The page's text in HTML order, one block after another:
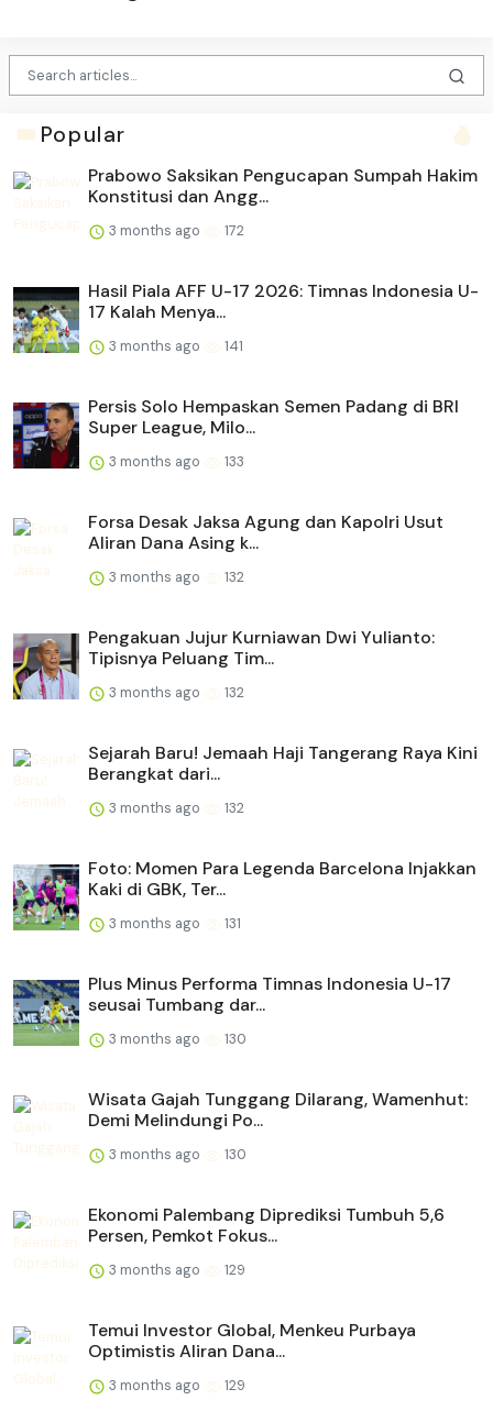
Popular
Prabowo Saksikan Pengucapan Sumpah Hakim
Konstitusi dan Angg...
3 months ago 172
Hasil Piala AFF U-17 2026: Timnas Indonesia U-
17 Kalah Menya...
3 months ago 141
Persis Solo Hempaskan Semen Padang di BRI
Super League, Milo...
3 months ago 133
Forsa Desak Jaksa Agung dan Kapolri Usut
Aliran Dana Asing k...
3 months ago 132
Pengakuan Jujur Kurniawan Dwi Yulianto:
Tipisnya Peluang Tim...
3 months ago 132
Sejarah Baru! Jemaah Haji Tangerang Raya Kini
Berangkat dari...
3 months ago 132
Foto: Momen Para Legenda Barcelona Injakkan
Kaki di GBK, Ter...
3 months ago 131
Plus Minus Performa Timnas Indonesia U-17
seusai Tumbang dar...
3 months ago 130
Wisata Gajah Tunggang Dilarang, Wamenhut:
Demi Melindungi Po...
3 months ago 130
Ekonomi Palembang Diprediksi Tumbuh 5,6
Persen, Pemkot Fokus...
3 months ago 129
Temui Investor Global, Menkeu Purbaya
Optimistis Aliran Dana...
3 months ago 129